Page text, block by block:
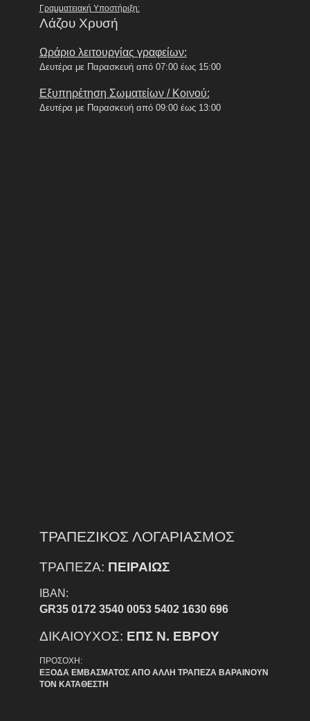
Γραμματειακή Υποστήριξη:
Λάζου Χρυσή
Ωράριο λειτουργίας γραφείων:
Δευτέρα με Παρασκευή από 07:00 έως 15:00
Εξυπηρέτηση Σωματείων / Κοινού:
Δευτέρα με Παρασκευή από 09:00 έως 13:00
ΤΡΑΠΕΖΙΚΟΣ ΛΟΓΑΡΙΑΣΜΟΣ
ΤΡΑΠΕΖΑ: ΠΕΙΡΑΙΩΣ
IBAN:
GR35 0172 3540 0053 5402 1630 696
ΔΙΚΑΙΟΥΧΟΣ: ΕΠΣ Ν. ΕΒΡΟΥ
ΠΡΟΣΟΧΗ:
ΕΞΟΔΑ ΕΜΒΑΣΜΑΤΟΣ ΑΠΟ ΑΛΛΗ ΤΡΑΠΕΖΑ ΒΑΡΑΙΝΟΥΝ
ΤΟΝ ΚΑΤΑΘΕΣΤΗ